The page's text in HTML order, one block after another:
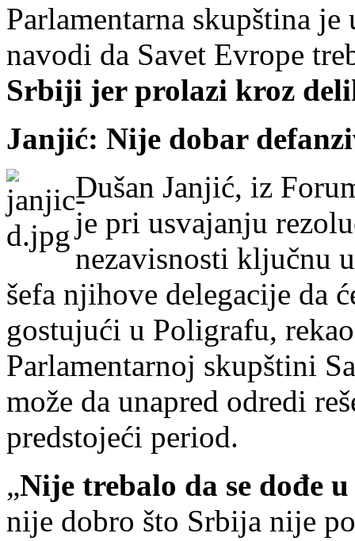
Parlamentarna skupština
navodi da Savet Evrope
Srbiji jer prolazi kroz
Janjić: Nije dobar
Dušan Janjić, iz
je pri usvajanju
nezavisnosti ključnu
šefa njihove delegacije da
gostujući u Poligrafu,
Parlamentarnoj skupštini
može da unapred odredi
predstojeći period.
„Nije trebalo da se dođe
nije dobro što Srbija nije